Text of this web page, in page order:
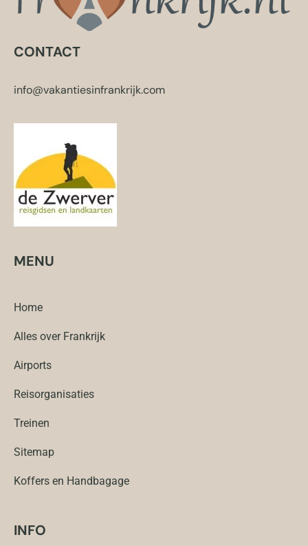
CONTACT
info@vakantiesinfrankrijk.com
MENU
Home
Alles over Frankrijk
Airports
Reisorganisaties
Treinen
Sitemap
Koffers en Handbagage
INFO